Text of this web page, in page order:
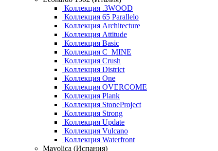
Коллекция .3WOOD
Коллекция 65 Parallelo
Коллекция Architecture
Коллекция Attitude
Коллекция Basic
Коллекция C_MINE
Коллекция Crush
Коллекция District
Коллекция One
Коллекция OVERCOME
Коллекция Plank
Коллекция StoneProject
Коллекция Strong
Коллекция Update
Коллекция Vulcano
Коллекция Waterfront
Mayolica (Испания)